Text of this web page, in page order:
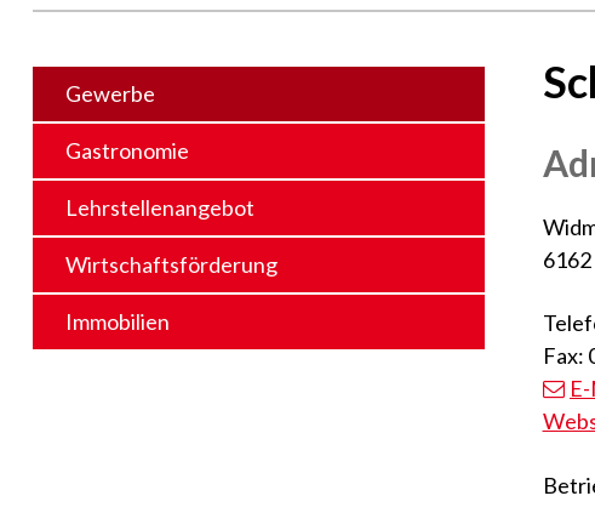
Gewerbe
Gastronomie
Lehrstellenangebot
Wirtschaftsförderung
Immobilien
Fax: